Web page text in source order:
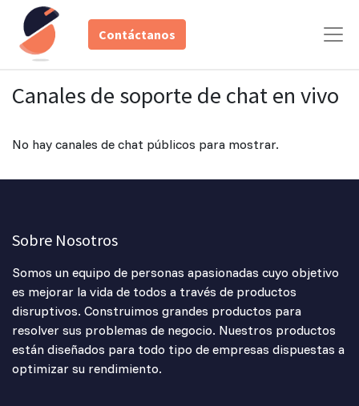
Contáctanos
Canales de soporte de chat en vivo
No hay canales de chat públicos para mostrar.
Sobre Nosotros
Somos un equipo de personas apasionadas cuyo objetivo
es mejorar la vida de todos a través de productos
disruptivos. Construimos grandes productos para
resolver sus problemas de negocio. Nuestros productos
están diseñados para todo tipo de empresas dispuestas a
optimizar su rendimiento.